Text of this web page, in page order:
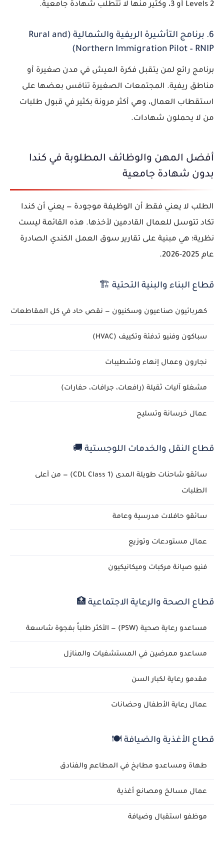
Levels 2 أو 3، وكثير منها لا تتطلب شهادة جامعية.
6. برنامج التأشيرة الريفية والشمالية (Rural and
Northern Immigration Pilot – RNIP)
برنامج رائع لمن يتقبل فكرة العيش في مدن صغيرة أو
مناطق ريفية. المجتمعات الصغيرة تنافس بعضها على
استقطاب العمال، وهي أكثر مرونة بكثير في قبول طلبات
من لا يحملون شهادات.
أفضل المهن والوظائف المطلوبة في كندا
بدون شهادة جامعية
الطلب لا يعني فقط أن الوظيفة موجودة — يعني أن كندا
تكاد تتوسل للعمال القادمين لأخذها. هذه القائمة ليست
نظرية؛ هي مبنية على تقارير سوق العمل الكندي الصادرة
عام 2025-2026.
قطاع البناء والبنية التحتية 🏗️
كهربائيون صناعيون وسكنيون — نقص حاد في كل المقاطعات
سباكون وفنيو تدفئة وتكييف (HVAC)
نجارون وعمال إنهاء وتشطيبات
مشغلو آليات ثقيلة (رافعات، جرافات، حفارات)
عمال خرسانة وتسليح
قطاع النقل والخدمات اللوجستية 🚚
سائقو شاحنات طويلة المدى (CDL Class 1) — من أعلى
الطلبات
سائقو حافلات مدرسية وعامة
عمال مستودعات وتوزيع
فنيو صيانة مركبات وميكانيكيون
قطاع الصحة والرعاية الاجتماعية 🏥
مساعدو رعاية صحية (PSW) — الأكثر طلباً بفجوة شاسعة
مساعدو ممرضين في المستشفيات والمنازل
مقدمو رعاية لكبار السن
عمال رعاية الأطفال وحضانات
قطاع الأغذية والضيافة 🍽️
طهاة ومساعدو مطابخ في المطاعم والفنادق
عمال مسالخ ومصانع أغذية
موظفو استقبال وضيافة